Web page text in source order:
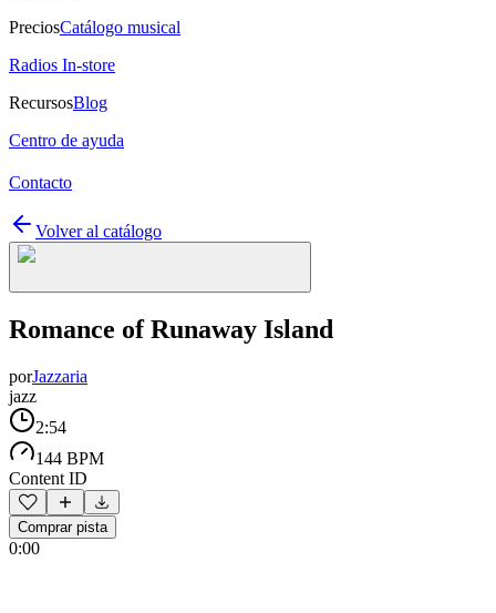
PreciosCatálogo musical
Radios In-store
RecursosBlog
Centro de ayuda
Contacto
Volver al catálogo
Romance of Runaway Island
porJazzaria
jazz
2:54
144 BPM
Content ID
Comprar pista
0:00